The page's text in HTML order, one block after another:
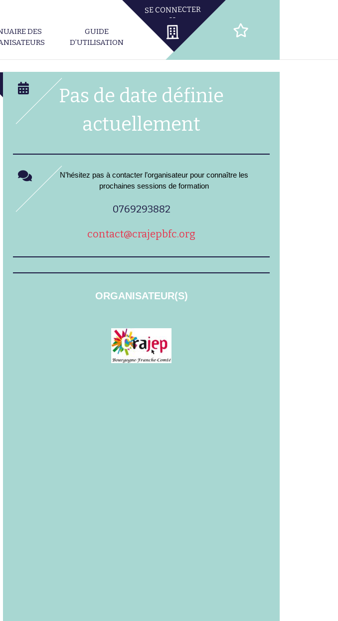
DES
GUIDE
D’UTILISATION
Pas de date définie
actuellement
N’hésitez pas à contacter l’organisateur pour connaître les
prochaines sessions de formation
0769293882
contact@crajepbfc.org
ORGANISATEUR(S)